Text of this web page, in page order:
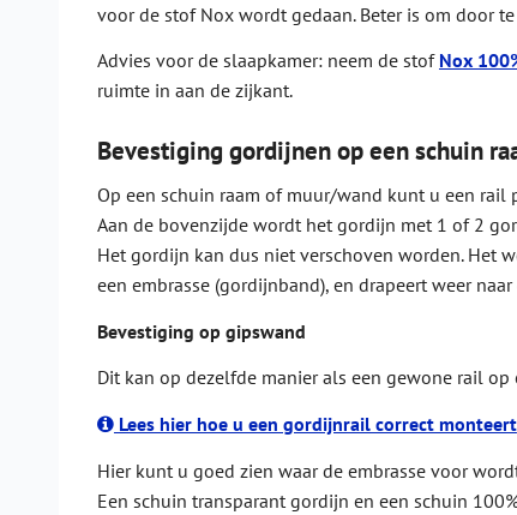
voor de stof Nox wordt gedaan. Beter is om door
Advies voor de slaapkamer: neem de stof Nox
ruimte in aan de zijkant.
Bevestiging gordijnen op een schuin
Op een schuin raam of muur/wand kunt u een rail
Aan de bovenzijde wordt het gordijn met 1 of 2
Het gordijn kan dus niet verschoven worden. Het
een embrasse (gordijnband), en drapeert weer
Bevestiging op gipswand
Dit kan op dezelfde manier als een gewone rail
Lees hier hoe u een gordijnrail correct monteert
Hier kunt u goed zien waar de embrasse voor
Een schuin transparant gordijn en een schuin